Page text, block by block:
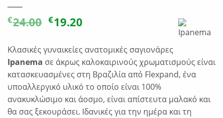
€24.00 Original
was:
€24.00.
€19.20Η
τιμή
είναι:
€19.20.
Κλασικές γυναικείες ανατομικές σαγιονάρες
Ipanema σε άκρως καλοκαιρινούς χρωματισμούς είναι
κατασκευασμένες στη Βραζιλία από Flexpand, ένα
υποαλλεργικό υλικό το οποίο είναι 100%
ανακυκλώσιμο και άοσμο, είναι απίστευτα μαλακό και
θα σας ξεκουράσει. Ιδανικές για την ημέρα και τη